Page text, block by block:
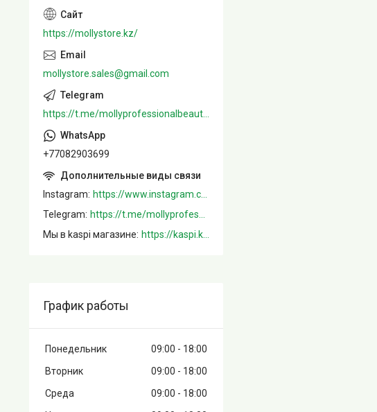
https://mollystore.kz/
mollystore.sales@gmail.com
+77082903699
Instagram
Telegram
Мы в kaspi магазине
График работы
Понедельник 09:00
18:00
Вторник
09:00
18:00
Среда
09:00
18:00